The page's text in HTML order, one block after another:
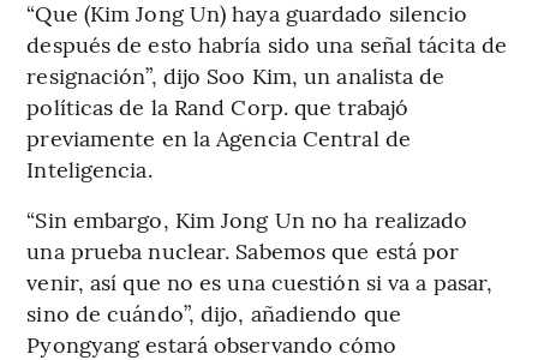
“Que (Kim Jong Un) haya guardado silencio
después de esto habría sido una señal tácita de
resignación”, dijo Soo Kim, un analista de
políticas de la Rand Corp. que trabajó
previamente en la Agencia Central de
Inteligencia.
“Sin embargo, Kim Jong Un no ha realizado
una prueba nuclear. Sabemos que está por
venir, así que no es una cuestión si va a pasar,
sino de cuándo”, dijo, añadiendo que
Pyongyang estará observando cómo